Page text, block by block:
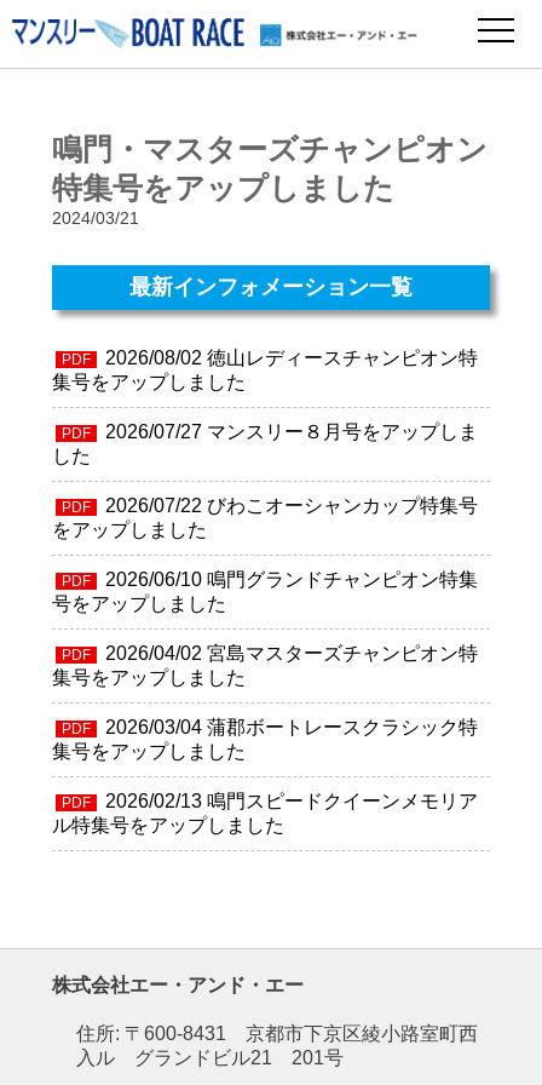
鳴門・マスターズチャンピオン
特集号をアップしました
2024/03/21
最新インフォメーション一覧
PDF 2026/08/02 徳山レディースチャンピオン特
集号をアップしました
PDF 2026/07/27マンスリー８月号をアップしま
した
PDF 2026/07/22 びわこオーシャンカップ特集号
をアップしました
PDF 2026/06/10鳴門グランドチャンピオン特集
号をアップしました
PDF 2026/04/02 宮島マスターズチャンピオン特
集号をアップしました
PDF 2026/03/04蒲郡ボートレースクラシック特
集号をアップしました
PDF 2026/02/13鳴門スピードクイーンメモリア
ル特集号をアップしました
株式会社エー・アンド・エー
住所: 〒600-8431 京都市下京区綾小路室町西
入ル グランドビル21 201号